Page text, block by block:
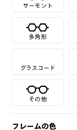
サーモント
多角形
グラスコード
その他
フレームの色